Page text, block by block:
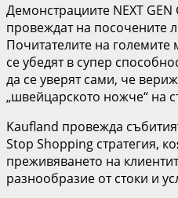
Демонстрациите NEXT GEN
провеждат на посочените
Почитателите на
се убедят в супер
да се уверят сами, че
„швейцарското ножче“ на
Kaufland провежда
Stop Shopping стратегия,
преживяването на
разнообразие от стоки и